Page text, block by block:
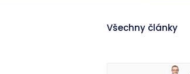
Všechny články